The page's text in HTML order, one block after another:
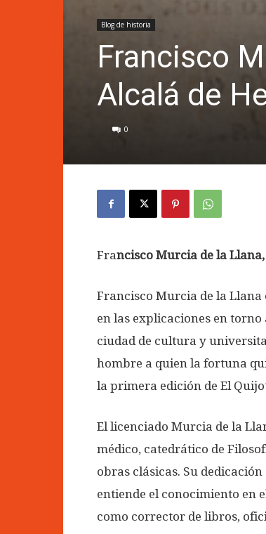
Blog de historia
Francisco
Alcalá de
0
Francisco Murcia de la
Francisco Murcia de la Llana
en las explicaciones en
ciudad de cultura y
hombre a quien la fortuna
la primera edición de El
El licenciado Murcia de la
médico, catedrático de
obras clásicas. Su
entiende el conocimiento en
como corrector de libros,